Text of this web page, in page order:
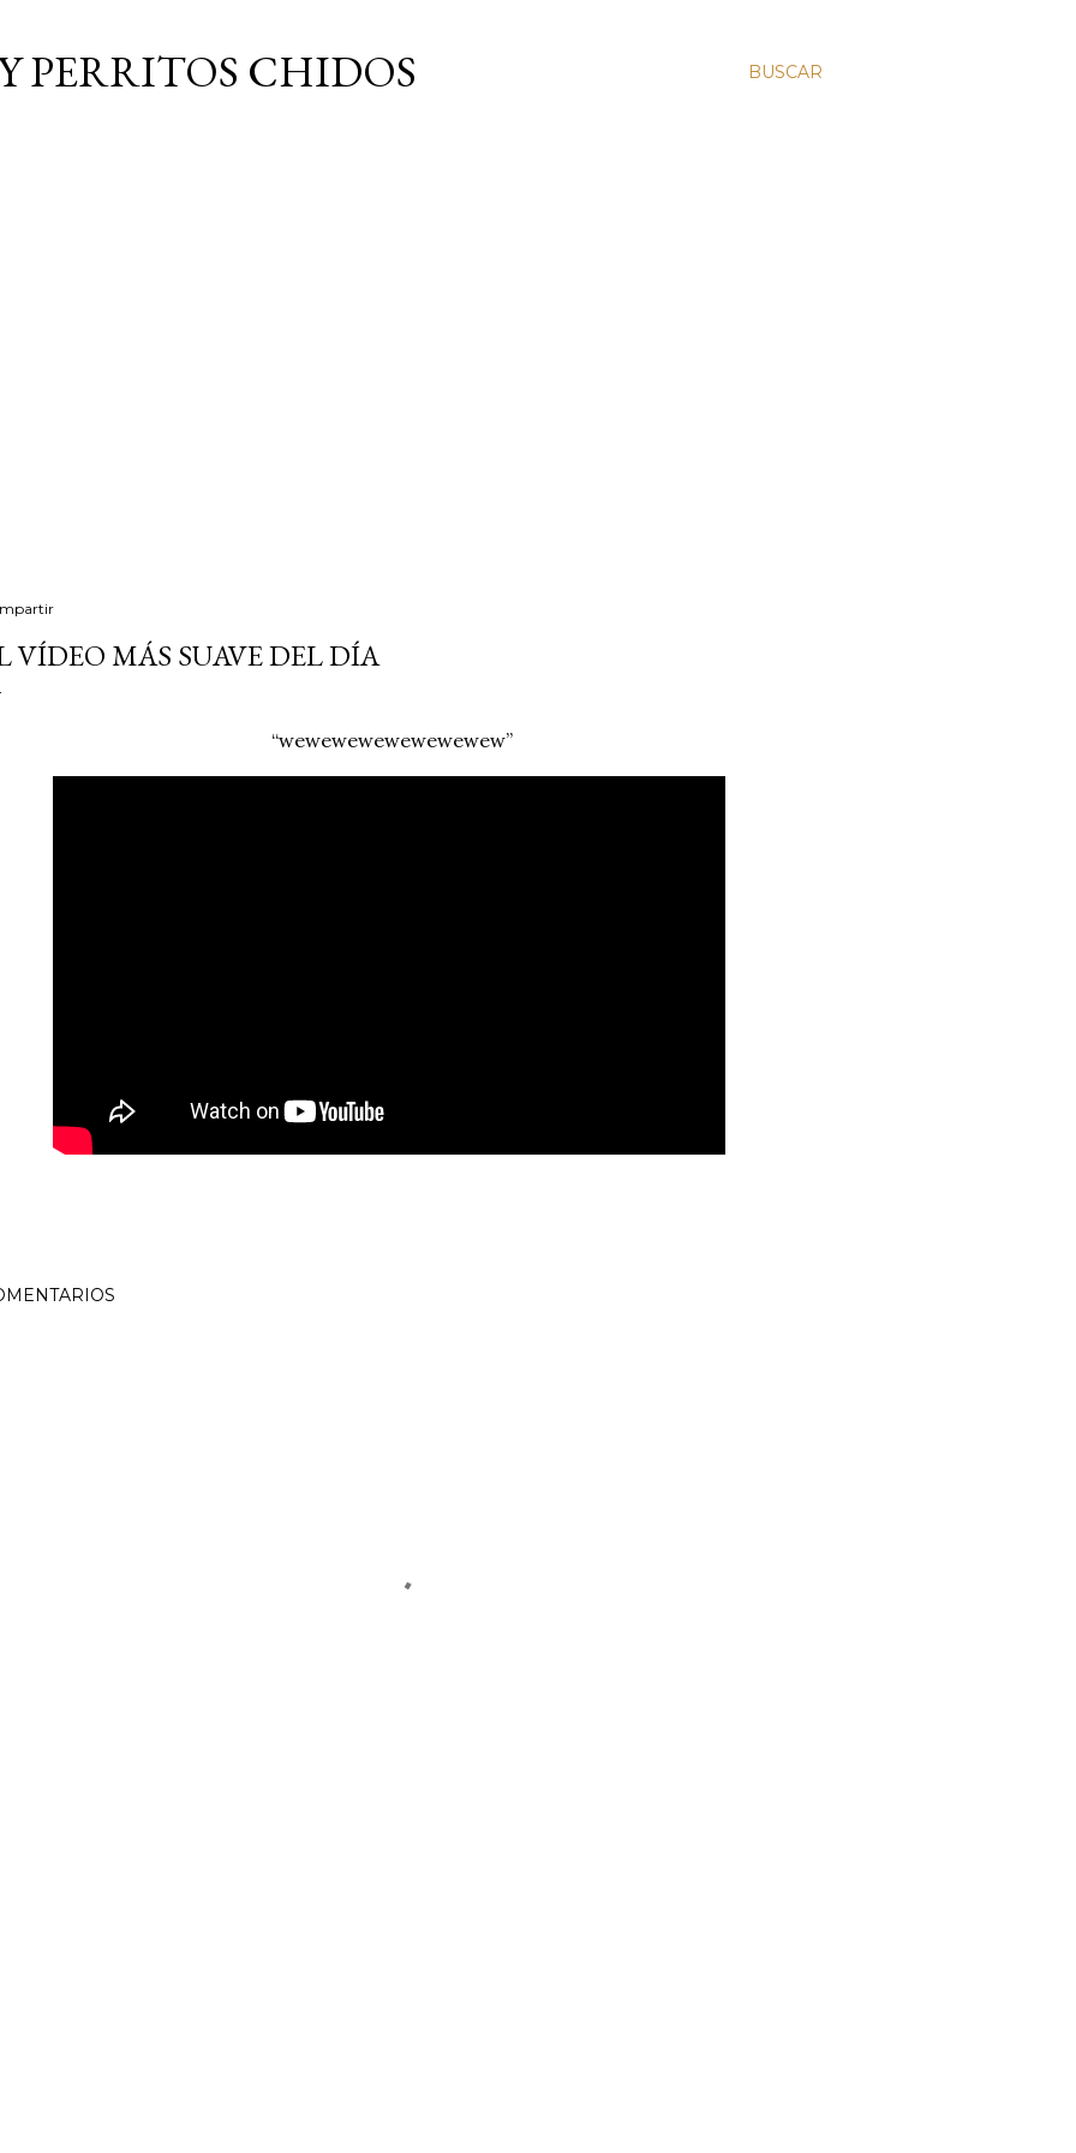
BUSCAR
PERRITOS CHIDOS
VÍDEO MÁS SUAVE DEL DÍA
“wewewewewewewewew”